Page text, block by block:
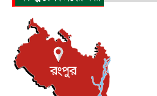
টি-টোয়েন্টি ইতিহাসের